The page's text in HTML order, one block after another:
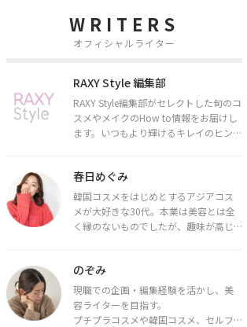
WRITERS
オフィシャルライター
RAXY Style 編集部
RAXY Style編集部がセレクトした旬のコ
スメやメイクのHow to情報をお届けし
ます。いつもより輝けるキレイのヒント
春日めぐみ
韓国コスメをはじめとするアジアコス
メが大好きな30代。本業は美容とは全
く縁のないものでしたが、趣味が高じ
ライターとして活動中。
都内で16タイプパーソナルカラー診
断・顔タイプ診断・骨格診断によるイ
メージコンサルティングも行っていま
のぞみ
現職での企画・編集経験を活かし、美
容ライターを目指す。
プチプラコスメや韓国コスメ、セルフ